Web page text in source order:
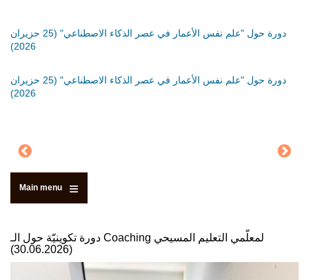
دورة حول "علم نفس الأعمار في عصر الذكاء الاصطناعي" (25 حزيران
2026)
دورة حول "علم نفس الأعمار في عصر الذكاء الاصطناعي" (25 حزيران
2026)
Main menu
دورة تكوينيّة حول الـ Coaching لمعلّمي التعليم المسيحي
(30.06.2026)